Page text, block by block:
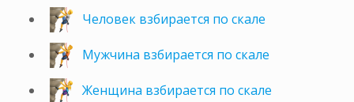
Человек взбирается по скале
Мужчина взбирается по скале
Женщина взбирается по скале